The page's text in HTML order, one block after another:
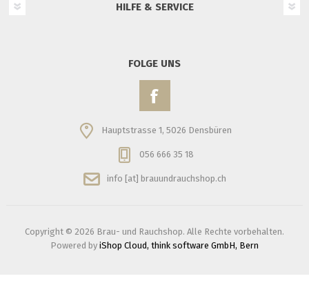
HILFE & SERVICE
FOLGE UNS
Hauptstrasse 1, 5026 Densbüren
056 666 35 18
info [at] brauundrauchshop.ch
Copyright © 2026 Brau- und Rauchshop. Alle Rechte vorbehalten.
Powered by iShop Cloud, think software GmbH, Bern